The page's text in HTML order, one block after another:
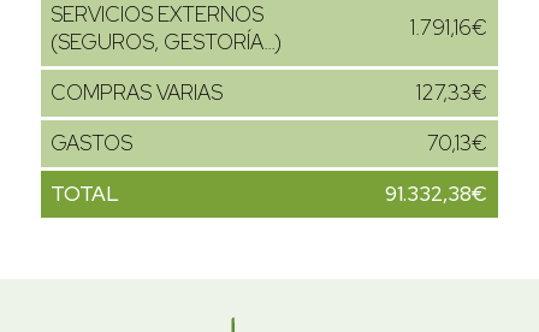
SERVICIOS EXTERNOS
(SEGUROS, GESTORÍA…)
1.791,16€
COMPRAS VARIAS
127,33€
GASTOS
70,13€
TOTAL
91.332,38€